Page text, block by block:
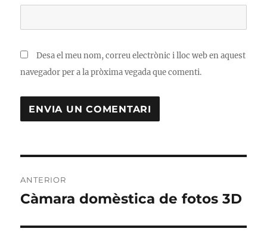
Desa el meu nom, correu electrònic i lloc web en aquest
navegador per a la pròxima vegada que comenti.
d'entrades
ANTERIOR
Entrada
Càmara domèstica de fotos 3D